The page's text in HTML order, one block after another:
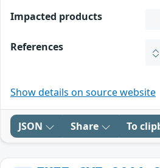
Impacted products
References
Show details on source website
JSON Share To